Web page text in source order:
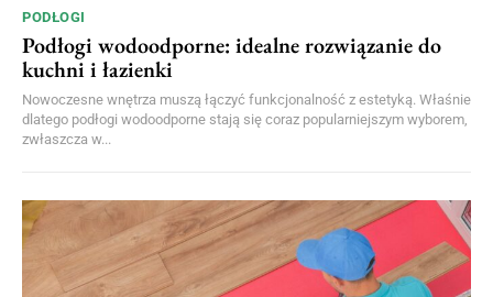
PODŁOGI
Podłogi wodoodporne: idealne rozwiązanie do
kuchni i łazienki
Nowoczesne wnętrza muszą łączyć funkcjonalność z estetyką. Właśnie
dlatego podłogi wodoodporne stają się coraz popularniejszym wyborem,
zwłaszcza w...